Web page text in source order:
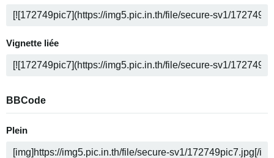
Vignette liée
BBCode
Plein